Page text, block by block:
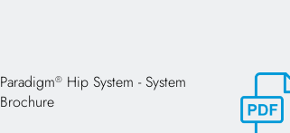
Paradigm®Hip System - System
Brochure